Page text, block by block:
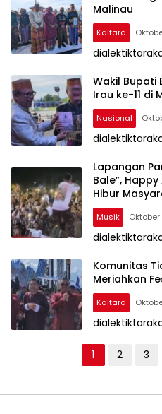
Malinau
Kaltara
Wakil Bupati
Irau ke-11 di
Nasional
Lapangan
Bale”,
Hibur
Musik Oktober
Komunitas
Meriahkan
Kaltara
g
1 2 3